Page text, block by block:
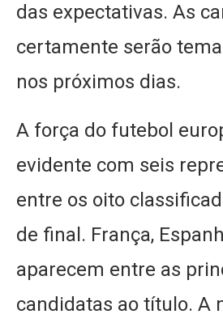
das expectativas. As
certamente serão
nos próximos dias.
A força do futebol
evidente com seis
entre os oito
de final. França,
aparecem entre as
candidatas ao título. A